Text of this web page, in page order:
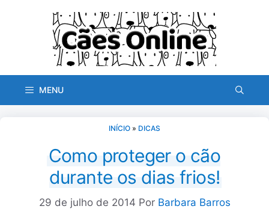
MENU
INÍCIO » DICAS
Como proteger o cão
durante os dias frios!
29 de julho de 2014 Por Barbara Barros